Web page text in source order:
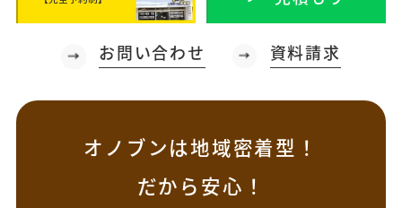
お問い合わせ 資料請求
オノブンは地域密着型！
だから安心！